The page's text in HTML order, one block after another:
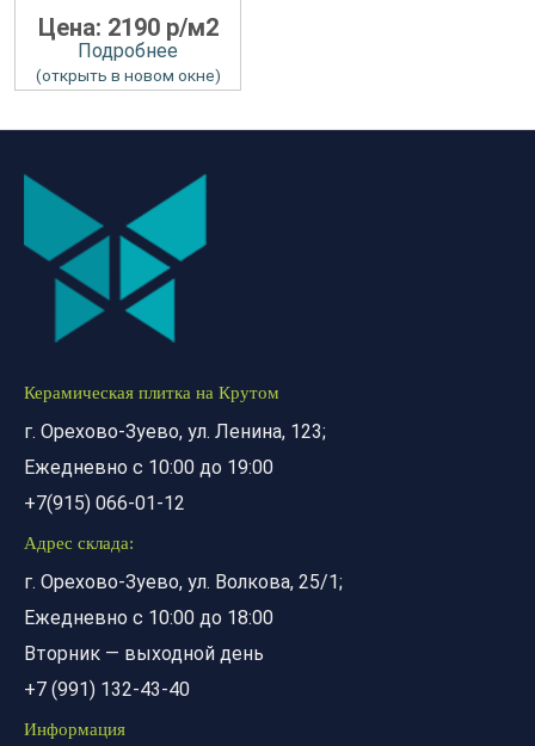
Цена: 2190 р/м2
Подробнее
(открыть в новом окне)
Керамическая плитка на Крутом
г. Орехово-Зуево, ул. Ленина, 123;
Ежедневно с 10:00 до 19:00
+7(915) 066-01-12
Адрес склада:
г. Орехово-Зуево, ул. Волкова, 25/1;
Ежедневно с 10:00 до 18:00
Вторник — выходной день
+7 (991) 132-43-40
Информация